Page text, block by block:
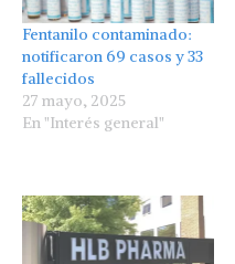
Fentanilo contaminado:
notificaron 69 casos y 33
fallecidos
27 mayo, 2025
En "Interés general"